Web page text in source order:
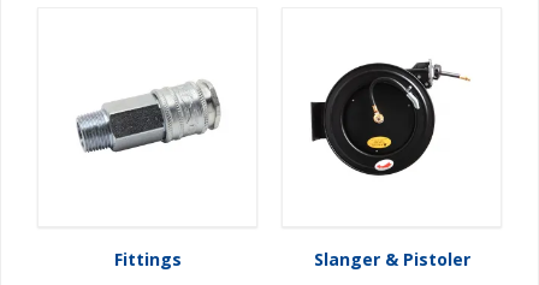
Fittings Slanger & Pistoler